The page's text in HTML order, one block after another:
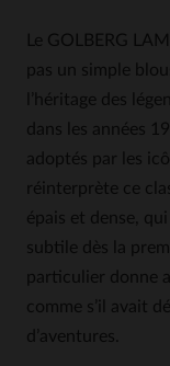
Le GOLBERG
pas un simple
l’héritage des
dans les années
adoptés par les
réinterprète ce
épais et dense,
subtile dès la
particulier donne
comme s’il avait
d’aventures.